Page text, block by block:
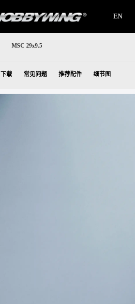
EN
MSC 29x9.5
下载 常见问题 推荐配件 细节图